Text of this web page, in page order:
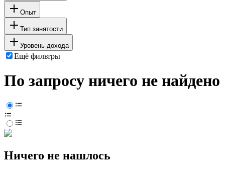
Опыт
Тип занятости
Уровень дохода
Ещё фильтры
По запросу ничего не найдено
Ничего не нашлось